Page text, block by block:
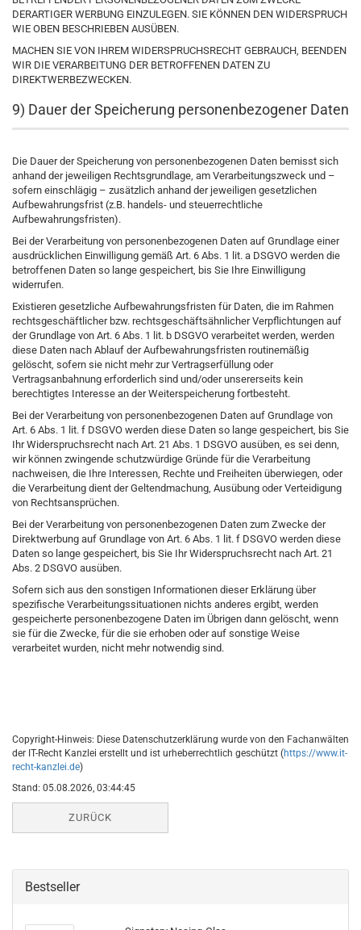
DERARTIGER WERBUNG EINZULEGEN. SIE KÖNNEN DEN WIDERSPRUCH
WIE OBEN BESCHRIEBEN AUSÜBEN.
MACHEN SIE VON IHREM WIDERSPRUCHSRECHT GEBRAUCH, BEENDEN
WIR DIE VERARBEITUNG DER BETROFFENEN DATEN ZU
DIREKTWERBEZWECKEN.
9) Dauer der Speicherung personenbezogener Daten
Die Dauer der Speicherung von personenbezogenen Daten bemisst sich
anhand der jeweiligen Rechtsgrundlage, am Verarbeitungszweck und –
sofern einschlägig – zusätzlich anhand der jeweiligen gesetzlichen
Aufbewahrungsfrist (z.B. handels- und steuerrechtliche
Aufbewahrungsfristen).
Bei der Verarbeitung von personenbezogenen Daten auf Grundlage einer
ausdrücklichen Einwilligung gemäß Art. 6 Abs. 1 lit. a DSGVO werden die
betroffenen Daten so lange gespeichert, bis Sie Ihre Einwilligung
widerrufen.
Existieren gesetzliche Aufbewahrungsfristen für Daten, die im Rahmen
rechtsgeschäftlicher bzw. rechtsgeschäftsähnlicher Verpflichtungen auf
der Grundlage von Art. 6 Abs. 1 lit. b DSGVO verarbeitet werden, werden
diese Daten nach Ablauf der Aufbewahrungsfristen routinemäßig
gelöscht, sofern sie nicht mehr zur Vertragserfüllung oder
Vertragsanbahnung erforderlich sind und/oder unsererseits kein
berechtigtes Interesse an der Weiterspeicherung fortbesteht.
Bei der Verarbeitung von personenbezogenen Daten auf Grundlage von
Art. 6 Abs. 1 lit. f DSGVO werden diese Daten so lange gespeichert, bis Sie
Ihr Widerspruchsrecht nach Art. 21 Abs. 1 DSGVO ausüben, es sei denn,
wir können zwingende schutzwürdige Gründe für die Verarbeitung
nachweisen, die Ihre Interessen, Rechte und Freiheiten überwiegen, oder
die Verarbeitung dient der Geltendmachung, Ausübung oder Verteidigung
von Rechtsansprüchen.
Bei der Verarbeitung von personenbezogenen Daten zum Zwecke der
Direktwerbung auf Grundlage von Art. 6 Abs. 1 lit. f DSGVO werden diese
Daten so lange gespeichert, bis Sie Ihr Widerspruchsrecht nach Art. 21
Abs. 2 DSGVO ausüben.
Sofern sich aus den sonstigen Informationen dieser Erklärung über
spezifische Verarbeitungssituationen nichts anderes ergibt, werden
gespeicherte personenbezogene Daten im Übrigen dann gelöscht, wenn
sie für die Zwecke, für die sie erhoben oder auf sonstige Weise
verarbeitet wurden, nicht mehr notwendig sind.
Copyright-Hinweis: Diese Datenschutzerklärung wurde von den Fachanwälten
der IT-Recht Kanzlei erstellt und ist urheberrechtlich geschützt (https://www.it-
recht-kanzlei.de)
Stand: 05.08.2026, 03:44:45
ZURÜCK
Bestseller